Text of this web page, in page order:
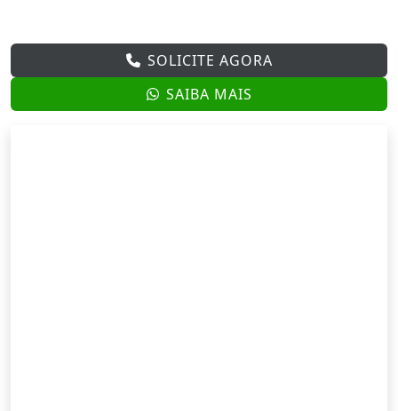
SOLICITE AGORA
SAIBA MAIS